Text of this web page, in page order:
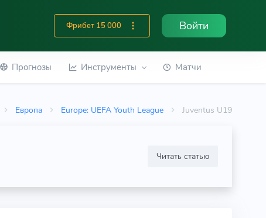
Фрибет 15 000 Войти
Прогнозы Инструменты Матчи
Европа Europe: UEFA Youth League Juventus U19
Читать статью